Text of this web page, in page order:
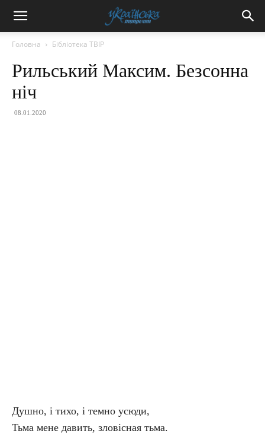
Головна Бібліотека ТВІР
Рильський Максим. Безсонна
ніч
08.01.2020
Душно, і тихо, і темно усюди,
Тьма мене давить, зловісная тьма.